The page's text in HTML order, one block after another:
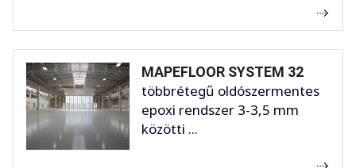
MAPEFLOOR SYSTEM 32
többrétegű oldószermentes
epoxi rendszer 3-3,5 mm
közötti ...